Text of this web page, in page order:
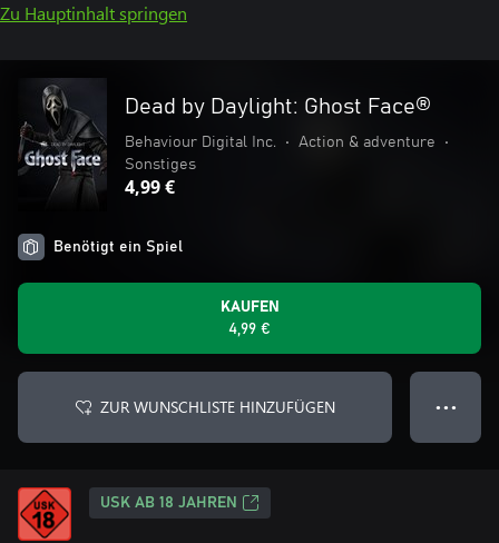
Zu Hauptinhalt springen
Dead by Daylight: Ghost Face®
Behaviour Digital Inc. • Action & adventure
•
Sonstiges
4,99 €
Benötigt ein Spiel
KAUFEN
4,99 €
ZUR WUNSCHLISTE HINZUFÜGEN ● ● ●
USK AB 18 JAHREN